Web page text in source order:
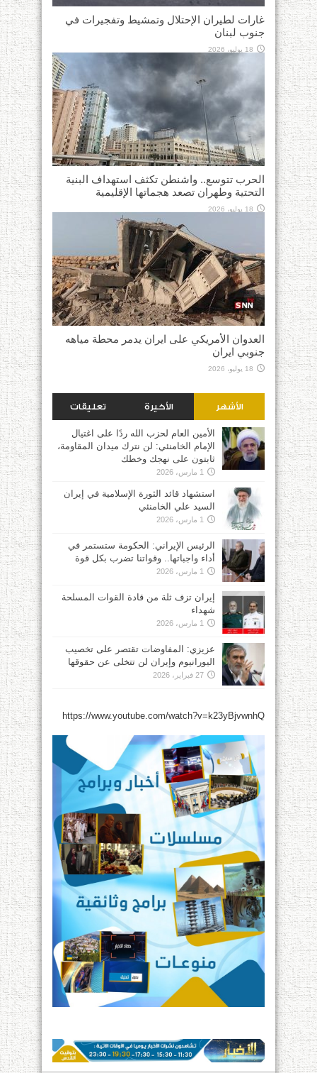
غارات لطيران الإحتلال وتمشيط وتفجيرات في
جنوب لبنان
18 يوليو، 2026
الحرب تتوسع.. واشنطن تكثف استهداف البنية
التحتية وطهران تصعد هجماتها الإقليمية
18 يوليو، 2026
العدوان الأمريكي على ايران يدمر محطة مياهه
جنوبي ايران
18 يوليو، 2026
الأشهر الأخيرة تعليقات
الأمين العام لحزب الله ردًا على اغتيال
الإمام الخامنئي: لن نترك ميدان المقاومة،
ثابتون على نهجك وخطك
1 مارس، 2026
استشهاد قائد الثورة الإسلامية في إيران
السيد علي الخامنئي
1 مارس، 2026
الرئيس الإيراني: الحكومة ستستمر في
أداء واجباتها.. وقواتنا تضرب بكل قوة
1 مارس، 2026
إيران تزف ثلة من قادة القوات المسلحة
شهداء
1 مارس، 2026
عزيزي: المفاوضات تقتصر على تخصيب
اليورانيوم وإيران لن تتخلى عن حقوقها
27 فبراير، 2026
https://www.youtube.com/watch?v=k23yBjvwnhQ